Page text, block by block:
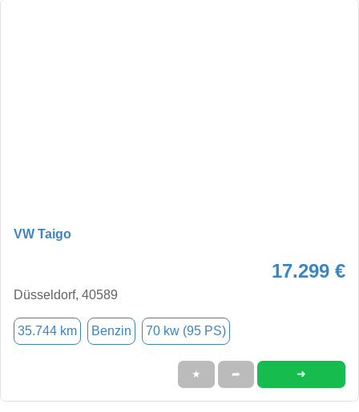
VW Taigo
17.299 €
Düsseldorf, 40589
35.744 km Benzin 70 kw (95 PS)
★ ➦ ➜